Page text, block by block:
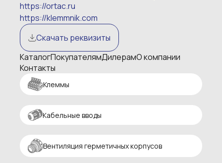
https://ortac.ru
https://klemmnik.com
Скачать реквизиты
КаталогПокупателямДилерамО компании
Контакты
Клеммы
Кабельные вводы
Вентиляция герметичных корпусов